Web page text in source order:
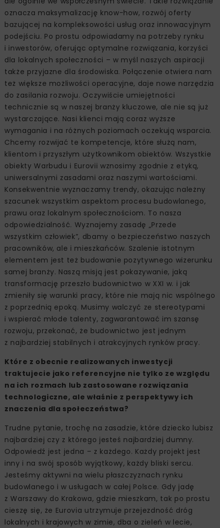
oznacza maksymalizację know-how, rozwój oferty
bazującej na kompleksowości usług oraz innowacyjnym
podejściu. Po prostu odpowiadamy na potrzeby rynku
i inwestorów, oferując optymalne rozwiązania, korzyści
dla lokalnych społeczności – w myśl naszych aspiracji
także przyjazne dla środowiska. Połączenie otwiera nam
też większe możliwości operacyjne, daje nowe narzędzia
do zasilania rozwoju. Oczywiście umiejętności
technicznie są w naszej branży kluczowe, ale nie są już
wystarczające. Nasi klienci mają coraz wyższe
wymagania i na różnych poziomach oczekują wsparcia.
Chcemy rozwijać te kompetencje, które służą nam,
klientom i przyszłym użytkownikom obiektów. Wszystkie
obiekty Warbudu i Eurovii wznosimy zgodnie z etyką,
uniwersalnymi zasadami oraz naszymi wartościami.
Konsekwentnie wyznaczamy trendy, okazując należny
szacunek wszystkim aspektom procesu budowlanego,
prawu oraz lokalnym społecznościom. To nasza
odpowiedzialność. Wyznajemy zasadę „Przede
wszystkim człowiek”, dbamy o bezpieczeństwo naszych
pracowników, ale i mieszkańców. Szalenie istotnym
elementem jest też budowanie pozytywnego wizerunku
samej branży. Naszą misją jest pokazywanie, jaką
transformację przeszło budownictwo w XXI w. i jak
zmieniły się warunki pracy, które nie mają nic wspólnego
z poprzednią epoką. Musimy walczyć ze stereotypami
i wspierać młode talenty, zagwarantować im szansę
rozwoju, przekonać, że budownictwo jest jednym
z najbardziej stabilnych i atrakcyjnych rynków pracy.
Które z obecnie realizowanych inwestycji
traktujecie jako referencyjne nie tylko ze względu
na ich rozmach lub zastosowane rozwiązania
technologiczne, ale właśnie z perspektywy ich
znaczenia dla społeczeństwa?
Trudne pytanie, trochę na zasadzie, które dziecko lubisz
najbardziej czy z którego jesteś najbardziej dumny.
Odpowiedź jest jedna – z każdego. Każdy projekt jest
inny i na swój sposób wyjątkowy, każdy bliski sercu.
Jesteśmy aktywni na wielu płaszczyznach rynku
budowlanego i w usługach w całej Polsce. Gdy jadę
z Warszawy do Krakowa, gdzie mieszkam, tak po prostu
cieszę się, że Eurovia utrzymuje przejezdność dróg
lokalnych i krajowych w zimie, dba o zieleń w lecie,